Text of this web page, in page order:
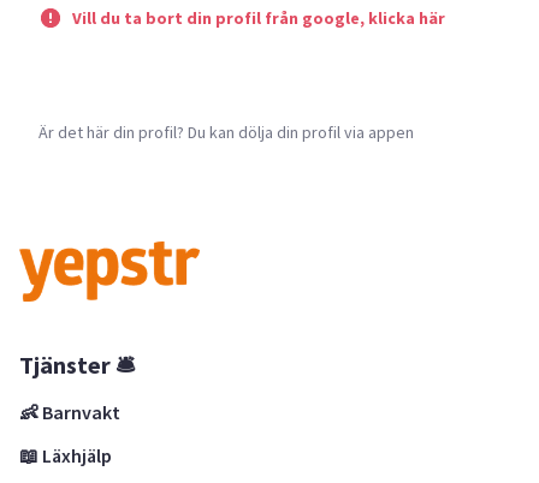
Vill du ta bort din profil från google, klicka här
Är det här din profil? Du kan dölja din profil via appen
Tjänster 🛎
👶 Barnvakt
📖 Läxhjälp